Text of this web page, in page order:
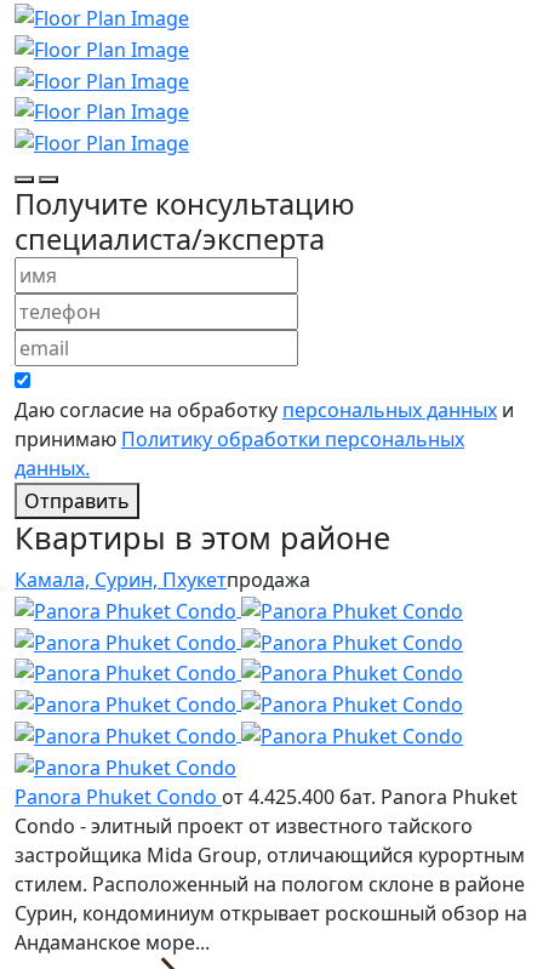
Получите консультацию
специалиста/эксперта
Даю согласие на обработку персональных данных и
принимаю Политику обработки персональных
данных.
Отправить
Квартиры в этом районе
Камала, Сурин, Пхукетпродажа
Panora Phuket Condo от 4.425.400 бат. Panora Phuket
Condo - элитный проект от известного тайского
застройщика Mida Group, отличающийся курортным
стилем. Расположенный на пологом склоне в районе
Сурин, кондоминиум открывает роскошный обзор на
Андаманское море...